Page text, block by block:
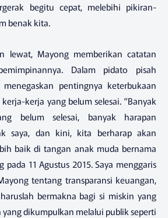
begitu cepat, melebihi pikiran-
benak kita.
lewat, Mayong memberikan catatan
Dalam pidato pisah
pentingnya keterbukaan
kerja yang belum selesai. “Banyak
belum selesai, banyak harapan
saya, dan kini, kita berharap akan
baik di tangan anak muda bernama
pada 11 Agustus 2015. Saya menggaris
tentang transparansi keuangan,
bermakna bagi si miskin yang
dikumpulkan melalui publik seperti